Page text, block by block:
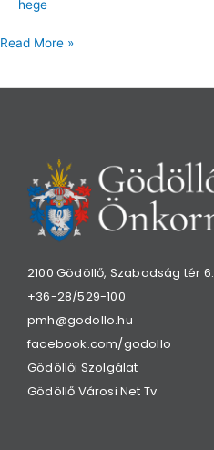
hege
Read More »
2100 Gödöllő, Szabadság tér 6.
+36-28/529-100
pmh@godollo.hu
facebook.com/godollo
Gödöllői Szolgálat
Gödöllő Városi Net Tv